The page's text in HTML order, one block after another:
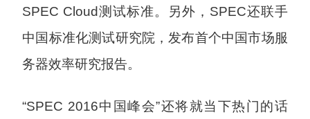
SPEC Cloud测试标准。另外，SPEC还联手
中国标准化测试研究院，发布首个中国市场服
务器效率研究报告。
“SPEC 2016中国峰会”还将就当下热门的话